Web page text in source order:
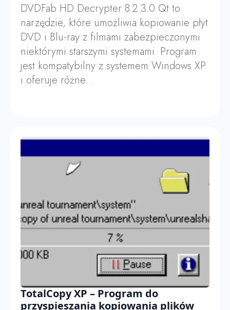
DVDFab HD Decrypter 8.2.3.0 Qt to
narzędzie, które umożliwia kopiowanie płyt
DVD i Blu-ray z filmami zabezpieczonymi
niektórymi starszymi systemami. Program
jest kompatybilny z systemem Windows XP
i oferuje różne…
TotalCopy XP – Program do
przyspieszania kopiowania plików